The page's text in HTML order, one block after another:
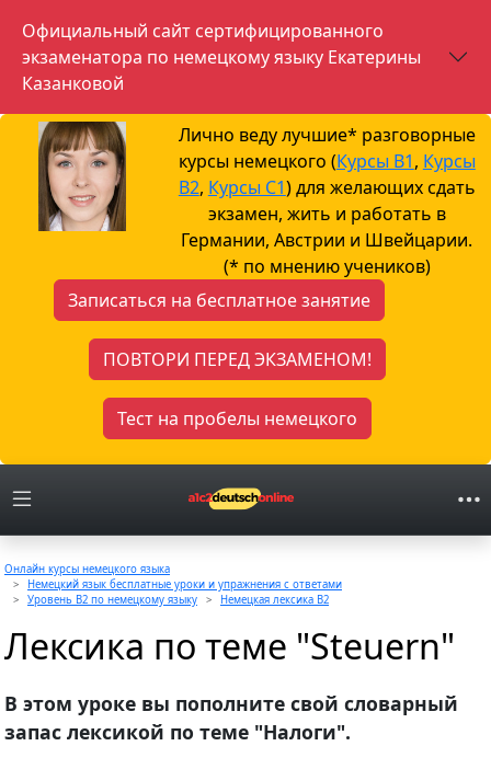
Официальный сайт сертифицированного
экзаменатора по немецкому языку Екатерины
Казанковой
Лично веду лучшие* разговорные
курсы немецкого (Курсы B1, Курсы
B2, Курсы С1) для желающих сдать
экзамен, жить и работать в
Германии, Австрии и Швейцарии.
(* по мнению учеников)
Записаться на бесплатное занятие
ПОВТОРИ ПЕРЕД ЭКЗАМЕНОМ!
Тест на пробелы немецкого
Онлайн курсы немецкого языка
Немецкий язык бесплатные уроки и упражнения с ответами
Уровень B2 по немецкому языку
Немецкая лексика B2
Лексика по теме "Steuern"
В этом уроке вы пополните свой словарный
запас лексикой по теме "Налоги".